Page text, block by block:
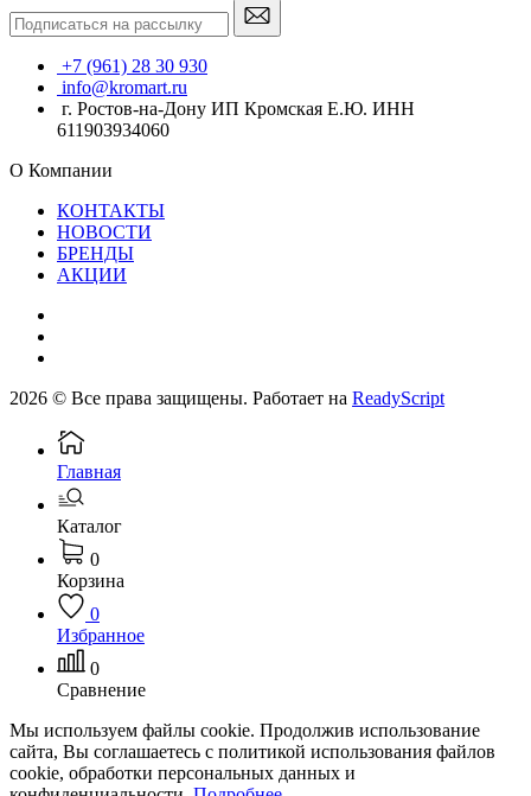
+7 (961) 28 30 930
info@kromart.ru
г. Ростов-на-Дону ИП Кромская Е.Ю. ИНН
611903934060
О Компании
КОНТАКТЫ
НОВОСТИ
БРЕНДЫ
АКЦИИ
2026 © Все права защищены. Работает на ReadyScript
Главная
Каталог
0
Корзина
0
Избранное
0
Сравнение
Мы используем файлы cookie. Продолжив использование
сайта, Вы соглашаетесь с политикой использования файлов
cookie, обработки персональных данных и